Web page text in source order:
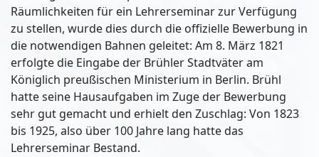
Räumlichkeiten für ein Lehrerseminar zur Verfügung
zu stellen, wurde dies durch die offizielle Bewerbung in
die notwendigen Bahnen geleitet: Am 8. März 1821
erfolgte die Eingabe der Brühler Stadtväter am
Königlich preußischen Ministerium in Berlin. Brühl
hatte seine Hausaufgaben im Zuge der Bewerbung
sehr gut gemacht und erhielt den Zuschlag: Von 1823
bis 1925, also über 100 Jahre lang hatte das
Lehrerseminar Bestand.